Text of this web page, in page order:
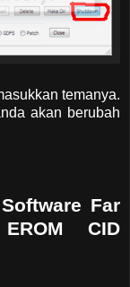
temanya.
akan berubah
Far
CID